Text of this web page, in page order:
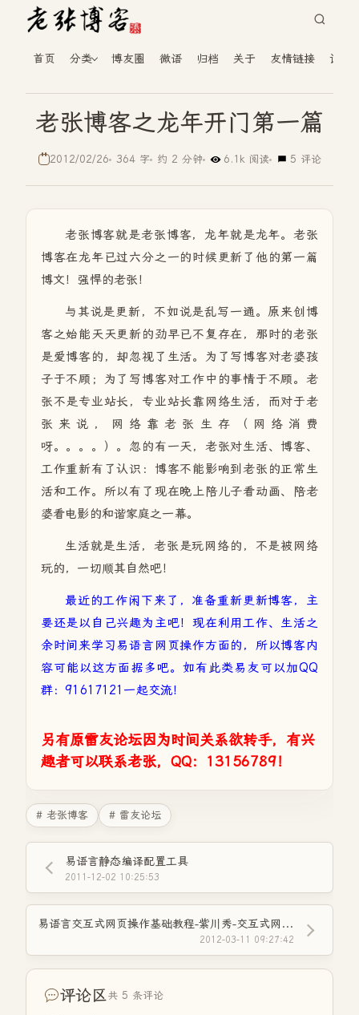
首页 分类 博友圈 微语 归档 关于 友情链接 读者
老张博客之龙年开门第一篇
2012/02/26 364 字 约 2 分钟 6.1k 阅读 5 评论
老张博客就是老张博客，龙年就是龙年。老张
博客在龙年已过六分之一的时候更新了他的第一篇
博文！强悍的老张！
与其说是更新，不如说是乱写一通。原来创博
客之始能天天更新的劲早已不复存在，那时的老张
是爱博客的，却忽视了生活。为了写博客对老婆孩
子于不顾；为了写博客对工作中的事情于不顾。老
张不是专业站长，专业站长靠网络生活，而对于老
张来说，网络靠老张生存（网络消费
呀。。。。）。忽的有一天，老张对生活、博客、
工作重新有了认识：博客不能影响到老张的正常生
活和工作。所以有了现在晚上陪儿子看动画、陪老
婆看电影的和谐家庭之一幕。
生活就是生活，老张是玩网络的，不是被网络
玩的，一切顺其自然吧！
最近的工作闲下来了，准备重新更新博客，主
要还是以自己兴趣为主吧！现在利用工作、生活之
余时间来学习易语言网页操作方面的，所以博客内
容可能以这方面据多吧。如有此类易友可以加QQ
群：91617121一起交流！
另有原雷友论坛因为时间关系欲转手，有兴
趣者可以联系老张，QQ：13156789！
# 老张博客 # 雷友论坛
易语言静态编译配置工具
2011-12-02 10:25:53
易语言交互式网页操作基础教程-紫川秀-交互式网页操作基础专项教程（post基础教材）
2012-03-11 09:27:42
评论区共 5 条评论